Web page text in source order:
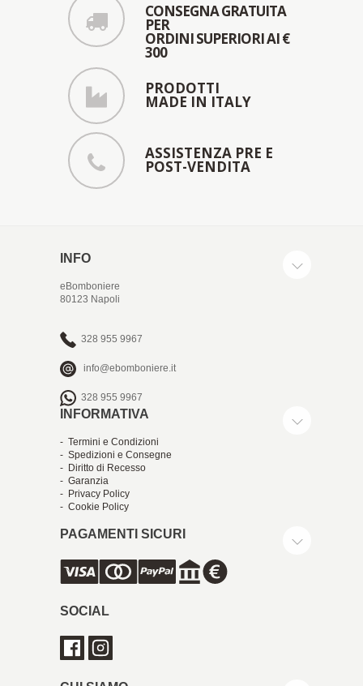
CONSEGNA GRATUITA
PER
ORDINI SUPERIORI AI €
300
PRODOTTI
MADE IN ITALY
ASSISTENZA PRE E
POST-VENDITA
INFO
eBomboniere
80123 Napoli
328 955 9967
info@ebomboniere.it
328 955 9967
INFORMATIVA
- Termini e Condizioni
- Spedizioni e Consegne
- Diritto di Recesso
- Garanzia
- Privacy Policy
- Cookie Policy
PAGAMENTI SICURI
SOCIAL